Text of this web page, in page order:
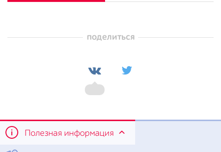
поделиться
Полезная информация